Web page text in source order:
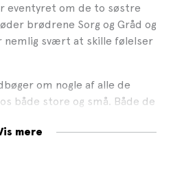
eventyret om de to søstre
brødrene Sorg og Gråd og
nemlig svært at skille følelser
om nogle af alle de
både store og små. Både de
mere